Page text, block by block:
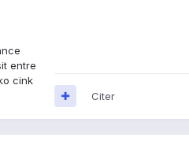
entre
cink
Citer